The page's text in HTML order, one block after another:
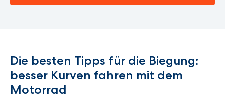
Die besten Tipps für die Biegung:
besser Kurven fahren mit dem
Motorrad